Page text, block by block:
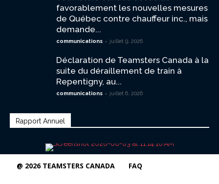
favorablement les nouvelles mesures
de Québec contre chauffeur inc., mais
demande...
communications - juillet 9, 2026
Déclaration de Teamsters Canada à la
suite du déraillement de train à
Repentigny, au...
communications - juillet 6, 2026
Rapport Annuel
@ 2026 TEAMSTERS CANADA FAQ